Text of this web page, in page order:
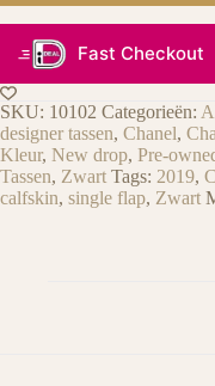
Fast Checkout
SKU: 10102 Categorieën:
designer tassen, Chanel,
Kleur, New drop, Pre-
Tassen, Zwart Tags: 2019,
calfskin, single flap, Zwart